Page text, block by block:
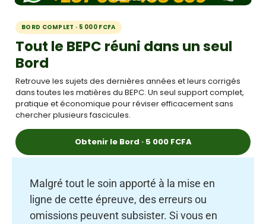
BORD COMPLET · 5 000 FCFA
Tout le BEPC réuni dans un seul
Bord
Retrouve les sujets des dernières années et leurs corrigés
dans toutes les matières du BEPC. Un seul support complet,
pratique et économique pour réviser efficacement sans
chercher plusieurs fascicules.
Obtenir le Bord · 5 000 FCFA
Malgré tout le soin apporté à la mise en
ligne de cette épreuve, des erreurs ou
omissions peuvent subsister. Si vous en